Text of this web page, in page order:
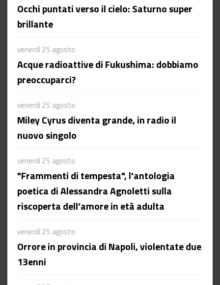
Occhi puntati verso il cielo: Saturno super
brillante
venerdì 25 agosto
Acque radioattive di Fukushima: dobbiamo
preoccuparci?
venerdì 25 agosto
Miley Cyrus diventa grande, in radio il
nuovo singolo
venerdì 25 agosto
"Frammenti di tempesta", l'antologia
poetica di Alessandra Agnoletti sulla
riscoperta dell’amore in età adulta
venerdì 25 agosto
Orrore in provincia di Napoli, violentate due
13enni